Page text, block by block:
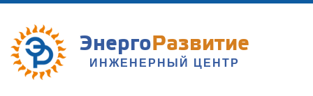
ЭнергоРазвитие
ИНЖЕНЕРНЫЙ ЦЕНТР